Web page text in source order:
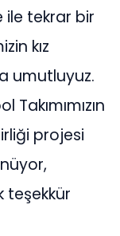
tekrar bir
kız
umutluyuz.
projesi
teşekkür